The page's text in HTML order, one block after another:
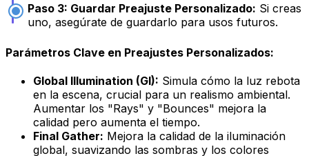
Paso 3: Guardar Preajuste Personalizado: Si creas
uno, asegúrate de guardarlo para usos futuros.
Parámetros Clave en Preajustes Personalizados:
Global Illumination (GI): Simula cómo la luz rebota
en la escena, crucial para un realismo ambiental.
Aumentar los "Rays" y "Bounces" mejora la
calidad pero aumenta el tiempo.
Final Gather: Mejora la calidad de la iluminación
global, suavizando las sombras y los colores